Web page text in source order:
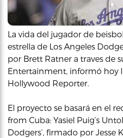
La vida del jugador de
estrella de Los Angeles
por Brett Ratner a traves de
Entertainment, informó hoy
Hollywood Reporter.
El proyecto se basará en el
from Cuba: Yasiel Puig’s
Dodgers’, firmado por Jesse